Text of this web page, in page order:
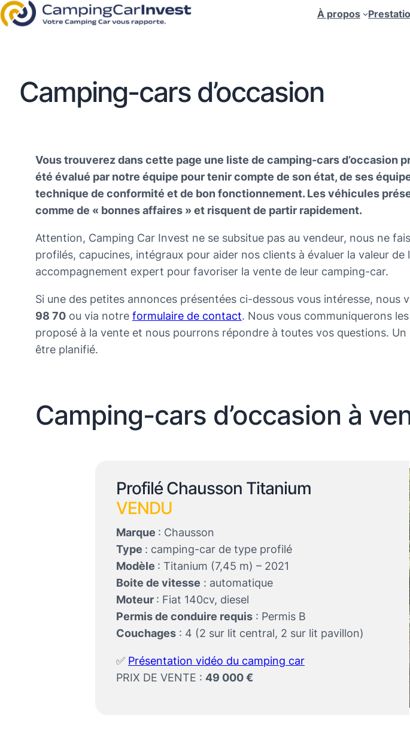
À propos
Camping-cars d’occasion
Vous trouverez dans cette page une liste de camping-cars d’occasion
été évalué par notre équipe pour tenir compte de son état, de ses
technique de conformité et de bon fonctionnement. Les véhicules
comme de « bonnes affaires » et risquent de partir rapidement.
Attention, Camping Car Invest ne se subsitue pas au vendeur, nous ne
profilés, capucines, intégraux pour aider nos clients à évaluer la valeur
accompagnement expert pour favoriser la vente de leur camping-car.
Si une des petites annonces présentées ci-dessous vous intéresse,
98 70 ou via notre formulaire de contact. Nous vous communiquerons
proposé à la vente et nous pourrons répondre à toutes vos questions.
être planifié.
Camping-cars d’occasion à
Profilé Chausson Titanium
VENDU
Marque : Chausson
Type : camping-car de type profilé
Modèle : Titanium (7,45 m) – 2021
Boite de vitesse : automatique
Moteur : Fiat 140cv, diesel
Permis de conduire requis : Permis B
Couchages : 4 (2 sur lit central, 2 sur lit pavillon)
✅ Présentation vidéo du camping car
PRIX DE VENTE : 49 000 €